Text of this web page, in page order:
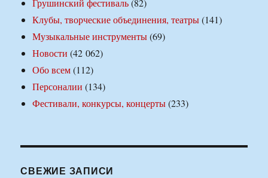
Клубы, творческие объединения, театры(141)
Музыкальные инструменты(69)
Новости (42 062)
Обо всем(112)
Персоналии (134)
Фестивали, конкурсы, концерты(233)
СВЕЖИЕ ЗАПИСИ